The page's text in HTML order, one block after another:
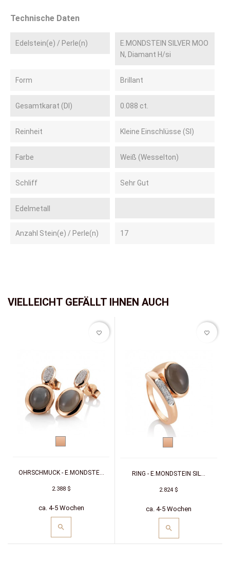
Technische Daten
Edelstein(e) / Perle(n)
E.MONDSTEIN SILVER MOO
N, Diamant H/si
Form Brillant
Gesamtkarat (DI) 0.088 ct.
Reinheit Kleine Einschlüsse (SI)
Farbe Weiß (Wesselton)
Schliff Sehr Gut
Edelmetall
Anzahl Stein(e) / Perle(n) 17
VIELLEICHT GEFÄLLT IHNEN AUCH
Rotgold
OHRSCHMUCK - E.MONDSTE...
2.388 $
ca. 4-5 Wochen
favorite_border
Rotgold
RING - E.MONDSTEIN SIL...
2.824 $
ca. 4-5 Wochen
favorite_border